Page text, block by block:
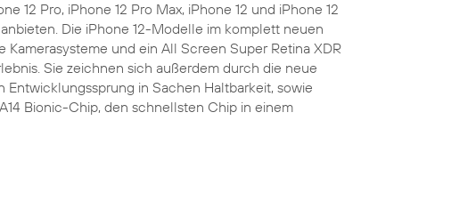
12 Pro, iPhone 12 Pro Max, iPhone 12 und iPhone 12
Die iPhone 12-Modelle im komplett neuen
und ein All Screen Super Retina XDR
Sie zeichnen sich außerdem durch die neue
in Sachen Haltbarkeit, sowie
Bionic-Chip, den schnellsten Chip in einem